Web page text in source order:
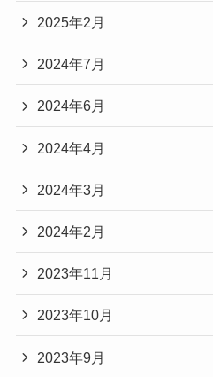
2025年2月
2024年7月
2024年6月
2024年4月
2024年3月
2024年2月
2023年11月
2023年10月
2023年9月